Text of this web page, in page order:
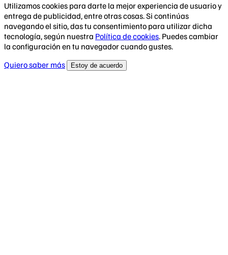
Utilizamos cookies para darte la mejor experiencia de usuario y
entrega de publicidad, entre otras cosas. Si continúas
navegando el sitio, das tu consentimiento para utilizar dicha
tecnología, según nuestra Política de cookies. Puedes cambiar
la configuración en tu navegador cuando gustes.
Quiero saber más
Estoy de acuerdo